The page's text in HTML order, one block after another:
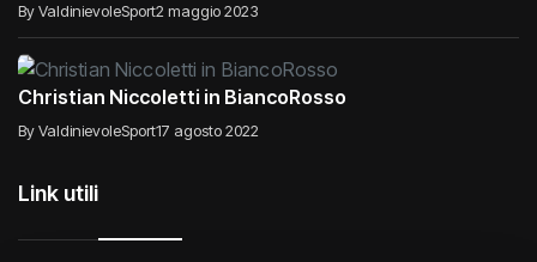
By ValdinievoleSport2 maggio 2023
Christian Niccoletti in BiancoRosso
By ValdinievoleSport17 agosto 2022
Link utili